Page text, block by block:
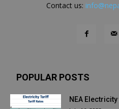
Contact us:
POPULAR POSTS
NEA